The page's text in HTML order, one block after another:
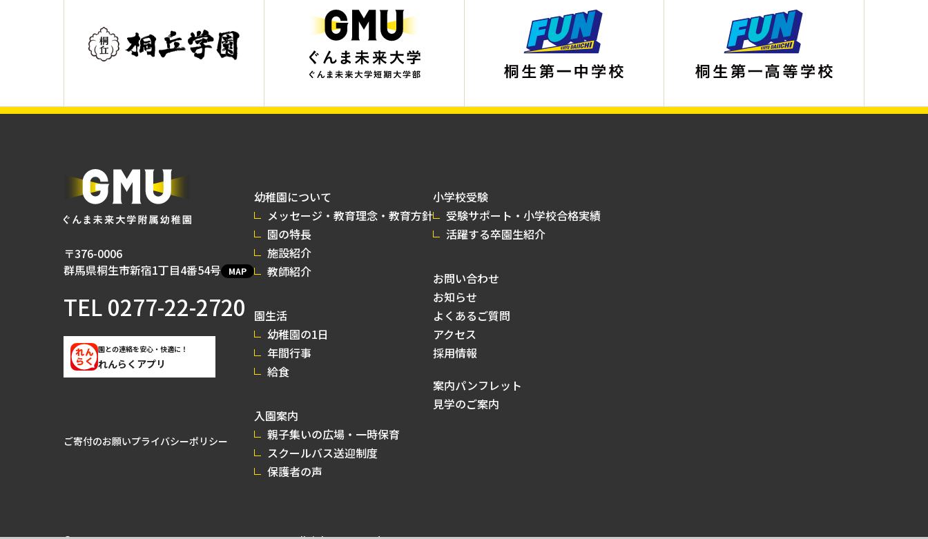
〒376-0006
群馬県桐生市新宿1丁目4番54号
MAP
TEL0277-22-2720
園との連絡を安心・快適に！
れんらくアプリ
ご寄付のお願いプライバシーポリシー
幼稚園について
メッセージ・教育理念・教育方針
園の特長
施設紹介
教師紹介
園生活
幼稚園の1日
年間行事
給食
入園案内
親子集いの広場・一時保育
スクールバス送迎制度
保護者の声
小学校受験
受験サポート・小学校合格実績
活躍する卒園生紹介
お問い合わせ
お知らせ
よくあるご質問
アクセス
採用情報
案内パンフレット
見学のご案内